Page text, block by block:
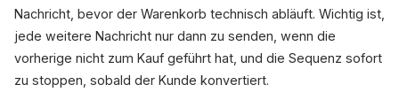
Nachricht, bevor der Warenkorb technisch abläuft. Wichtig ist,
jede weitere Nachricht nur dann zu senden, wenn die
vorherige nicht zum Kauf geführt hat, und die Sequenz sofort
zu stoppen, sobald der Kunde konvertiert.